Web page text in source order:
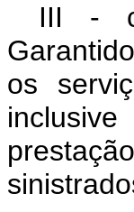
III -
os